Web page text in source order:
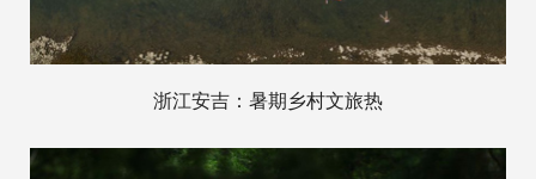
浙江安吉：暑期乡村文旅热